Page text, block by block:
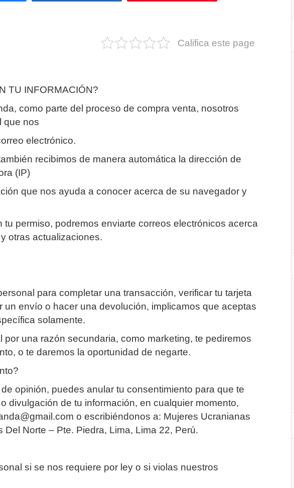
Califica este page
TU INFORMACIÓN?
como parte del proceso de compra venta, nosotros
que nos
electrónico.
recibimos de manera automática la dirección de
(IP)
que nos ayuda a conocer acerca de su navegador y
tu permiso, podremos enviarte correos electrónicos acerca
otras actualizaciones.
para completar una transacción, verificar tu tarjeta
un envío o hacer una devolución, implicamos que aceptas
solamente.
una razón secundaria, como marketing, te pediremos
o te daremos la oportunidad de negarte.
opinión, puedes anular tu consentimiento para que te
divulgación de tu información, en cualquier momento,
o escribiéndonos a: Mujeres Ucranianas
Norte – Pte. Piedra, Lima, Lima 22, Perú.
si se nos requiere por ley o si violas nuestros